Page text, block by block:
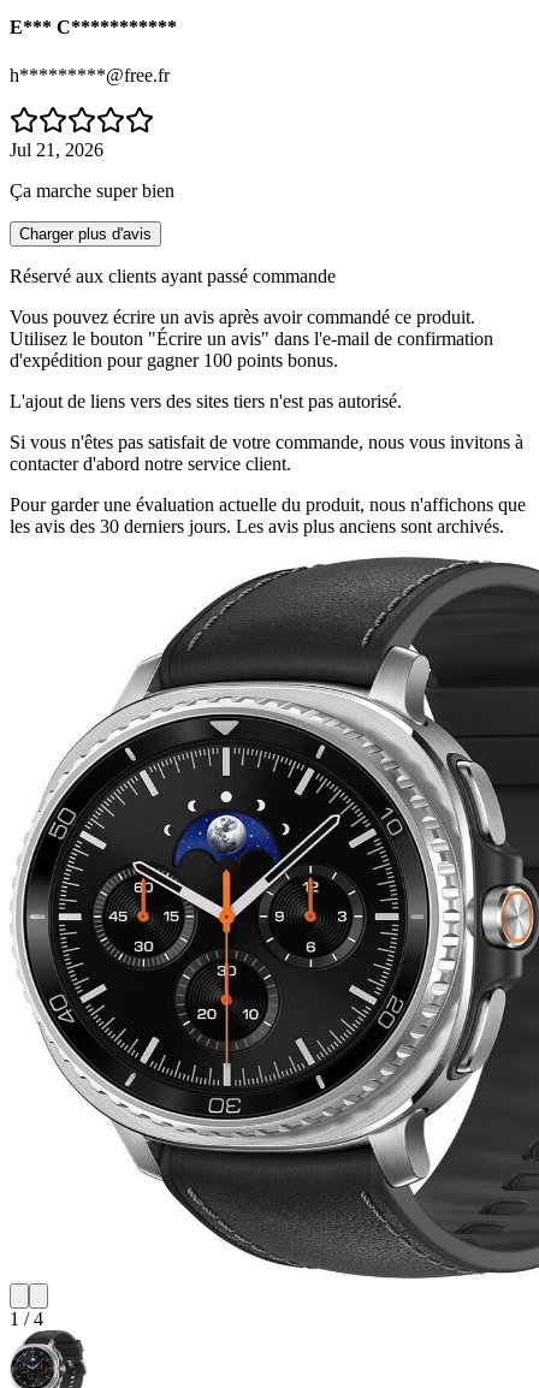
E*** C***********
h*********@free.fr
Jul 21, 2026
Ça marche super bien
Charger plus d'avis
Réservé aux clients ayant passé commande
Vous pouvez écrire un avis après avoir commandé ce produit.
Utilisez le bouton "Écrire un avis" dans l'e-mail de confirmation
d'expédition pour gagner 100 points bonus.
L'ajout de liens vers des sites tiers n'est pas autorisé.
Si vous n'êtes pas satisfait de votre commande, nous vous invitons à
contacter d'abord notre service client.
Pour garder une évaluation actuelle du produit, nous n'affichons que
les avis des 30 derniers jours. Les avis plus anciens sont archivés.
1 /4